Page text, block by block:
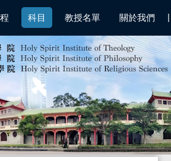
科目 教授名單 關於我們 |